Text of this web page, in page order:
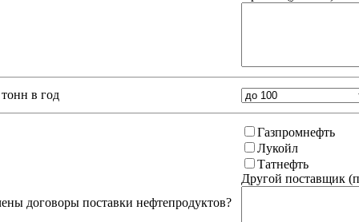
в год
договоры поставки нефтепродуктов?
Газпромнефть
Лукойл
Татнефть
Другой поставщик (